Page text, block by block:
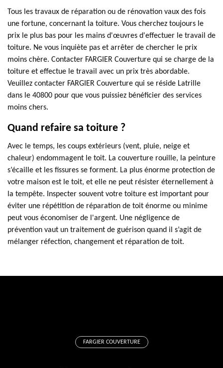
Tous les travaux de réparation ou de rénovation vaux des fois
une fortune, concernant la toiture. Vous cherchez toujours le
prix le plus bas pour les mains d'œuvres d'effectuer le travail de
toiture. Ne vous inquiète pas et arrêter de chercher le prix
moins chère. Contacter FARGIER Couverture qui se charge de la
toiture et effectue le travail avec un prix très abordable.
Veuillez contacter FARGIER Couverture qui se réside Latrille
dans le 40800 pour que vous puissiez bénéficier des services
moins chers.
Quand refaire sa toiture ?
Avec le temps, les coups extérieurs (vent, pluie, neige et
chaleur) endommagent le toit. La couverture rouille, la peinture
s’écaille et les fissures se forment. La plus énorme protection de
votre maison est le toit, et elle ne peut résister éternellement à
la tempête. Inspecter souvent votre toiture est important pour
éviter une répétition de réparation de toit énorme ou minime
peut vous économiser de l'argent. Une négligence de
prévention vaut un traitement de guérison quand il s’agit de
mélanger réfection, changement et réparation de toit.
FARGIER COUVERTURE